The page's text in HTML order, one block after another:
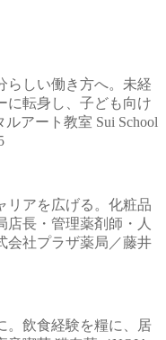
らしい働き方へ。未経
に転身し、子ども向け
アート教室 Sui School
リアを広げる。化粧品
店長・管理薬剤師・人
会社プラザ薬局／藤井
。飲食経験を糧に、居